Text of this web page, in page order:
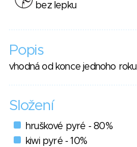
bez lepku
Popis
vhodná od konce jednoho roku
Složení
hruškové pyré - 80%
kiwi pyré - 10%